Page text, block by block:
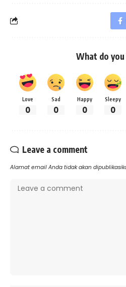
What do
Love
0
Sad
0
Happy
0
Sleepy
0
Leave a comment
Alamat email Anda tidak akan